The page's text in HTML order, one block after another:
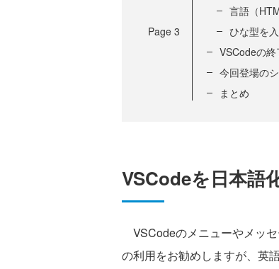
Page 3
言語（
ひな型を
VSCodeの終
今回登場の
まとめ
VSCodeを日本語
VSCodeのメニューやメッ
の利用をお勧めしますが、英